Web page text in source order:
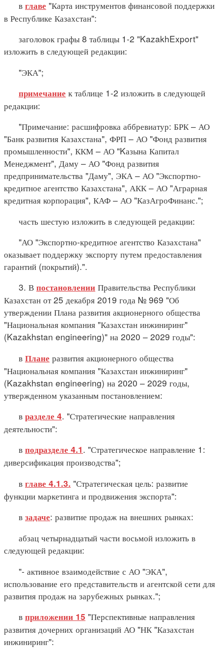
в главе "Карта инструментов финансовой поддержки
в Республике Казахстан":
заголовок графы 8 таблицы 1-2 "KazakhExport"
изложить в следующей редакции:
"ЭКА";
примечание к таблице 1-2 изложить в следующей
редакции:
"Примечание: расшифровка аббревиатур: БРК – АО
"Банк развития Казахстана", ФРП – АО "Фонд развития
промышленности", ККМ – АО "Kазына Капитал
Менеджмент", Даму – АО "Фонд развития
предпринимательства "Даму", ЭКА – АО "Экспортно-
кредитное агентство Казахстана", АКК – АО "Аграрная
кредитная корпорация", КАФ – АО "КазАгроФинанс.";
часть шестую изложить в следующей редакции:
"АО "Экспортно-кредитное агентство Казахстана"
оказывает поддержку экспорту путем предоставления
гарантий (покрытий).".
3. В постановлении Правительства Республики
Казахстан от 25 декабря 2019 года № 969 "Об
утверждении Плана развития акционерного общества
"Национальная компания "Казахстан инжиниринг"
(Kazakhstan engineering)" на 2020 – 2029 годы":
в Плане развития акционерного общества
"Национальная компания "Казахстан инжиниринг"
(Kazakhstan engineering) на 2020 – 2029 годы,
утвержденном указанным постановлением:
в разделе 4. "Стратегические направления
деятельности":
в подразделе 4.1. "Стратегическое направление 1:
диверсификация производства";
в главе 4.1.3. "Стратегическая цель: развитие
функции маркетинга и продвижения экспорта":
в задаче: развитие продаж на внешних рынках:
абзац четырнадцатый части восьмой изложить в
следующей редакции:
"- активное взаимодействие с АО "ЭКА",
использование его представительств и агентской сети для
развития продаж на зарубежных рынках.";
в приложении 15 "Перспективные направления
развития дочерних организаций АО "НК "Казахстан
инжиниринг":